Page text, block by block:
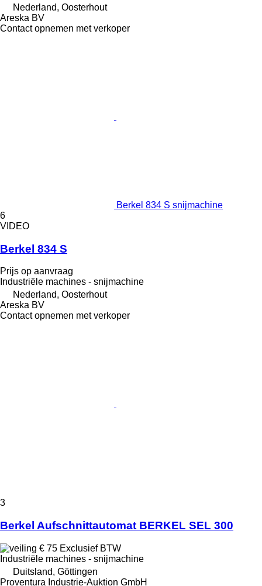
Nederland, Oosterhout
Areska BV
Contact opnemen met verkoper
Berkel 834 S snijmachine
6
VIDEO
Berkel 834 S
Prijs op aanvraag
Industriële machines - snijmachine
Nederland, Oosterhout
Areska BV
Contact opnemen met verkoper
3
Berkel Aufschnittautomat BERKEL SEL 300
€ 75 Exclusief BTW
Industriële machines - snijmachine
Duitsland, Göttingen
Proventura Industrie-Auktion GmbH